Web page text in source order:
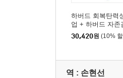
하버드 회복탄력
업 + 하버드 자존
업 세트
30,420원 (10%
역 : 손현선